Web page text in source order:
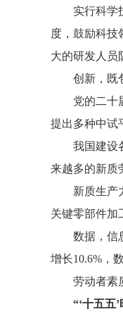
实行科学
度，鼓励科
大的研发人员
创新，既
党的二十
提出多种中试
我国建设
来越多的新质
新质生产
关键零部件加
数据，信
增长10.6%，
劳动者素
“‘十五五